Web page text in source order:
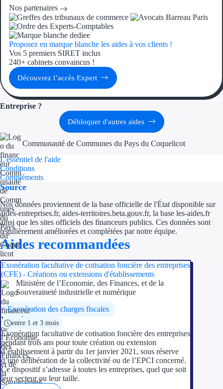
Nos partenaires
Proposez en marque blanche les aides à vos clients !
Vos 5 premiers SIRET inclus
240+ cabinets convaincus !
Découvrez l’accès Expert
Entreprise ?
Débloquer d'autres aides
Communauté de Communes du Pays du Coquelicot
L'essentiel de l'aide
Conditions
Compléments
Source
Nos données proviennent de la base officielle de l'État disponible sur
aides-entreprises.fr, aides-territoires.beta.gouv.fr, la base les-aides.fr
ainsi que les sites officiels des financeurs publics. Ces données sont
régulièrement améliorées et complétées par notre équipe.
Aides recommandées
Exonération facultative de cotisation foncière des entreprises
(CFE) - Créations ou extensions d'établissements
Ministère de l’Economie, des Finances, et de la
Souveraineté industrielle et numérique
Exonération des charges fiscales
entre 1 et 3 mois
Exonération facultative de cotisation foncière des entreprises
pendant trois ans pour toute création ou extension
d’établissement à partir du 1er janvier 2021, sous réserve
d’une délibération de la collectivité ou de l’EPCI concerné.
Ce dispositif s’adresse à toutes les entreprises, quel que soit
leur secteur ou leur taille.